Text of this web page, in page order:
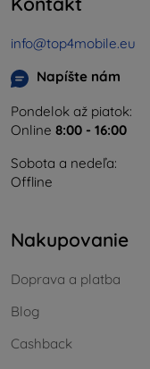
info@top4mobile.eu
Napíšte nám
Pondelok až piatok:
Online 8:00 - 16:00
Sobota a nedeľa:
Offline
Nakupovanie
Doprava a platba
Blog
Cashback